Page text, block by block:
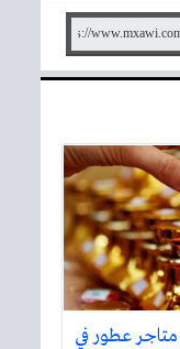
مقارنة بين أفضل 5 متاجر عطور في